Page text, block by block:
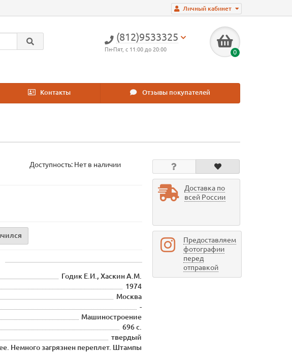
Личный кабинет
(812)9533325
Пн-Пят, с 11:00 до 20:00 0
Контакты Отзывы покупателей
Доступность: Нет в наличии
Годик Е.И., Хаскин А.М.
1974
Москва
-
Машиностроение
696 с.
твердый
Немного загрязнен переплет. Штампы
Доставка по
всей России
Предоставляем
фотографии
перед
отправкой